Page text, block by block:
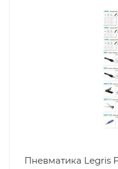
Пневматика Legris